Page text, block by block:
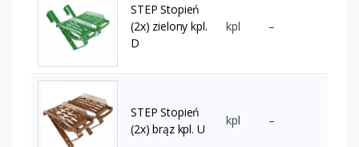
STEP Stopień
(2x) zielony kpl.
D
kpl –
STEP Stopień
(2x) brąz kpl. U
kpl –